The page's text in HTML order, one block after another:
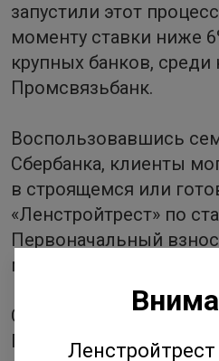
запустили этот
моменту ставки ниже
крупных банков, среди
Промсвязьбанк.
Воспользовавшись
Сбербанка, клиенты
в строящемся или
«Ленстройтрест» по
Первоначальный
меньше 20%.
Стоимость кредита по
Промсвязьбанка будет